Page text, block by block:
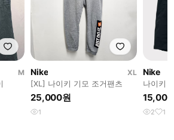
M
Nike
XL
[XL] 나이키 기모 조거팬츠
25,000원
1
Nike
나이키
바지 남
2 1